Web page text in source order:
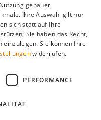
sie auf Pinterest!
merken
genauer
Ihre Auswahl gilt nur
sich statt auf Ihre
Sie haben das Recht,
einzulegen. Sie können Ihre
widerrufen.
PERFORMANCE